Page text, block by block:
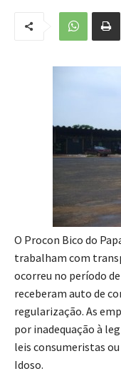
O Procon Bico do
trabalham com
ocorreu no período
receberam auto de
regularização. As
por inadequação à
leis consumeristas
Idoso.